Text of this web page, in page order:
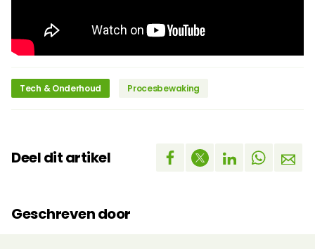
Tech & Onderhoud Procesbewaking
Deel dit artikel
Geschreven door